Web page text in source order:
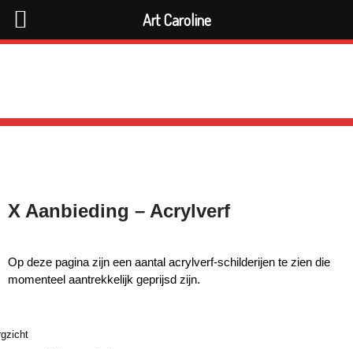
X Aanbieding – Acrylverf
Op deze pagina zijn een aantal acrylverf-schilderijen te zien die
momenteel aantrekkelijk geprijsd zijn.
Art Caroline